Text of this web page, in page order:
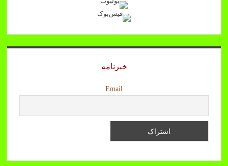
خبرنامه
Email